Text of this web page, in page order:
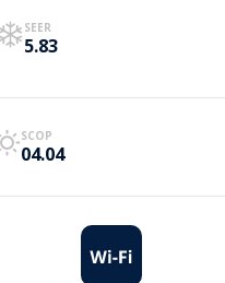
SEER
5.83
SCOP
04.04